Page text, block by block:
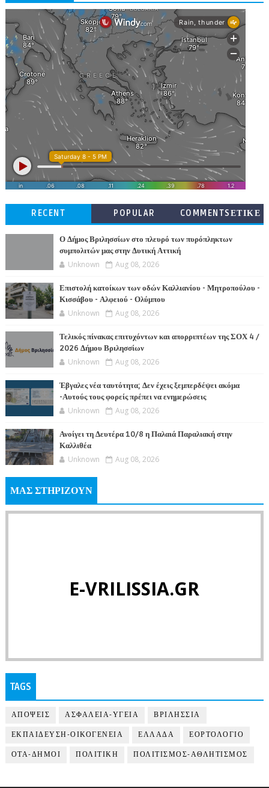
RECENT POPULAR
COMMENTSΕΤΙΚΕ
Ο Δήμος Βριλησσίων στο πλευρό των πυρόπληκτων
συμπολιτών μας στην Δυτική Αττική
Unknown Aug 08, 2026
Επιστολή κατοίκων των οδών Καλλιανίου - Μητροπούλου -
Κισσάβου - Αλφειού - Ολύμπου
Unknown Aug 08, 2026
Τελικός πίνακας επιτυχόντων και απορριπτέων της ΣΟΧ 4 /
2026 Δήμου Βριλησσίων
Unknown Aug 08, 2026
Έβγαλες νέα ταυτότητα; Δεν έχεις ξεμπερδέψει ακόμα
-Αυτούς τους φορείς πρέπει να ενημερώσεις
Unknown Aug 08, 2026
Ανοίγει τη Δευτέρα 10/8 η Παλαιά Παραλιακή στην
Καλλιθέα
Unknown Aug 08, 2026
ΜΑΣ ΣΤΗΡΙΖΟΥΝ
E-VRILISSIA.GR
TAGS
ΑΠΟΨΕΙΣ ΑΣΦΑΛΕΙΑ-ΥΓΕΙΑ ΒΡΙΛΗΣΣΙΑ
ΕΚΠΑΙΔΕΥΣΗ-ΟΙΚΟΓΕΝΕΙΑ ΕΛΛΑΔΑ ΕΟΡΤΟΛΟΓΙΟ
ΟΤΑ-ΔΗΜΟΙ ΠΟΛΙΤΙΚΗ ΠΟΛΙΤΙΣΜΟΣ-ΑΘΛΗΤΙΣΜΟΣ